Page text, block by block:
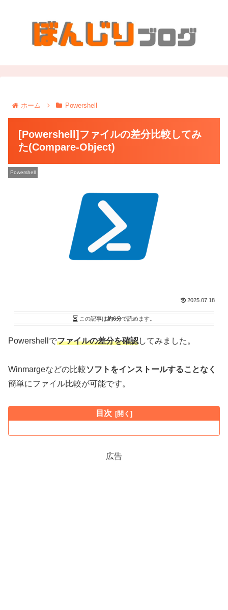
ホーム Powershell
[Powershell]ファイルの差分比較してみ
た(Compare-Object)
Powershell
2025.07.18
この記事は約6分で読めます。
Powershellでファイルの差分を確認してみました。
Winmargeなどの比較ソフトをインストールすることなく
簡単にファイル比較が可能です。
目次
広告